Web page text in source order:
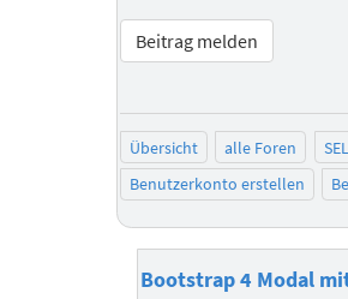
Beitrag melden
Übersicht alle Foren
Benutzerkonto erstellen
Bootstrap 4 Modal